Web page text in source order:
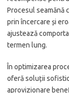
Procesul seamănă
prin încercare și
ajustează
termen lung.
În optimizarea
oferă soluții
aprovizionare